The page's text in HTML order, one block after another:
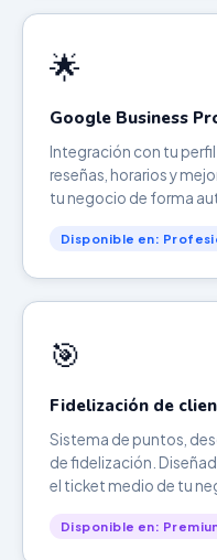
🌟
Google Business
Integración con tu
reseñas, horarios y
tu negocio de forma
Disponible en:
🎯
Fidelización de
Sistema de puntos,
de fidelización.
el ticket medio de tu
Disponible en: